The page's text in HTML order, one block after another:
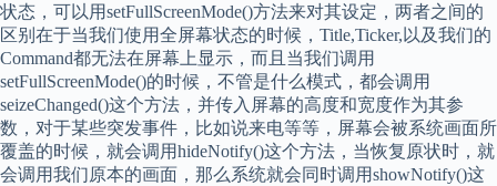
状态，可以用setFullScreenMode()方法来对其设定，两者之间的
区别在于当我们使用全屏幕状态的时候，Title,Ticker,以及我们的
Command都无法在屏幕上显示，而且当我们调用
setFullScreenMode()的时候，不管是什么模式，都会调用
seizeChanged()这个方法，并传入屏幕的高度和宽度作为其参
数，对于某些突发事件，比如说来电等等，屏幕会被系统画面所
覆盖的时候，就会调用hideNotify()这个方法，当恢复原状时，就
会调用我们原本的画面，那么系统就会同时调用showNotify()这